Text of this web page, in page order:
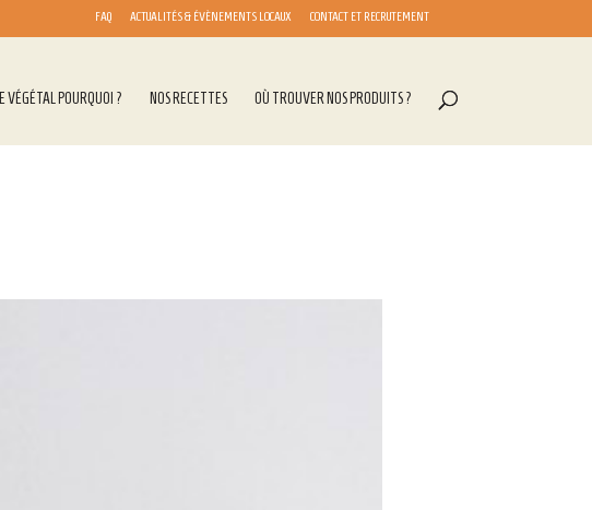
FAQ ACTUALITÉS & ÉVÈNEMENTS LOCAUX CONTACT ET RECRUTEMENT
LE VÉGÉTAL POURQUOI ? NOS RECETTES OÙ TROUVER NOS PRODUITS ?